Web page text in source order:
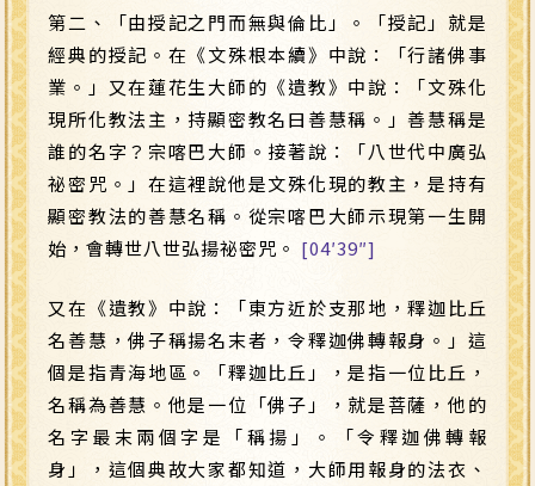
第二、「由授記之門而無與倫比」。「授記」就是
經典的授記。在《文殊根本續》中說：「行諸佛事
業。」又在蓮花生大師的《遺教》中說：「文殊化
現所化教法主，持顯密教名曰善慧稱。」善慧稱是
誰的名字？宗喀巴大師。接著說：「八世代中廣弘
祕密咒。」在這裡說他是文殊化現的教主，是持有
顯密教法的善慧名稱。從宗喀巴大師示現第一生開
始，會轉世八世弘揚祕密咒。 [04′39″]
又在《遺教》中說：「東方近於支那地，釋迦比丘
名善慧，佛子稱揚名末者，令釋迦佛轉報身。」這
個是指青海地區。「釋迦比丘」，是指一位比丘，
名稱為善慧。他是一位「佛子」，就是菩薩，他的
名字最末兩個字是「稱揚」。「令釋迦佛轉報
身」，這個典故大家都知道，大師用報身的法衣、